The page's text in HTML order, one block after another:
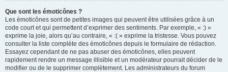
Que sont les émoticônes ?
Les émoticônes sont de petites images qui peuvent être utilisées grâce à un
code court et qui permettent d’exprimer des sentiments. Par exemple, « :) »
exprime la joie, alors qu’au contraire, « :( » exprime la tristesse. Vous pouvez
consulter la liste complète des émoticônes depuis le formulaire de rédaction.
Essayez cependant de ne pas abuser des émoticônes, elles peuvent
rapidement rendre un message illisible et un modérateur pourrait décider de le
modifier ou de le supprimer complètement. Les administrateurs du forum